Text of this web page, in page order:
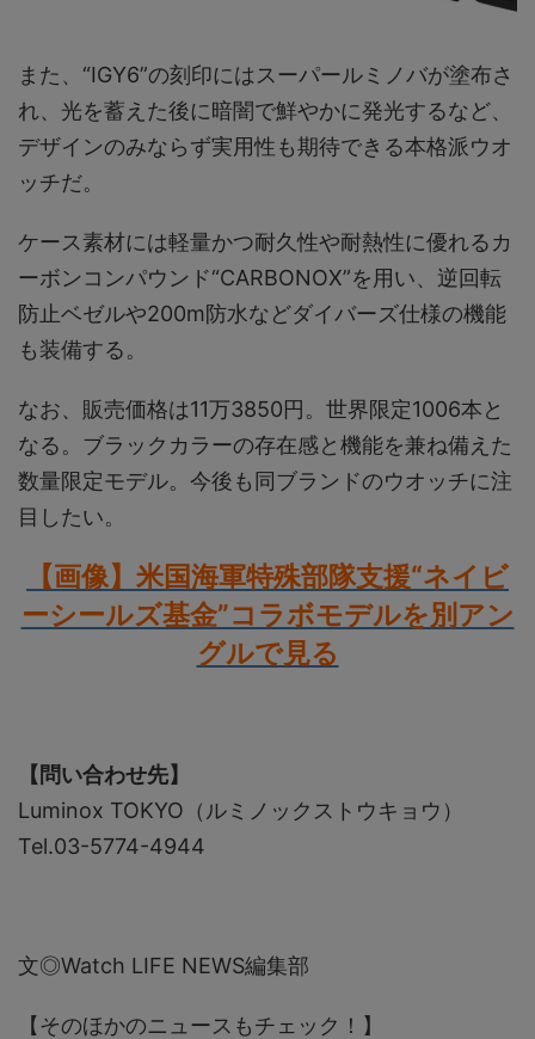
また、“IGY6”の刻印にはスーパールミノバが塗布さ
れ、光を蓄えた後に暗闇で鮮やかに発光するなど、
デザインのみならず実用性も期待できる本格派ウオ
ッチだ。
ケース素材には軽量かつ耐久性や耐熱性に優れるカ
ーボンコンパウンド“CARBONOX”を用い、逆回転
防止ベゼルや200m防水などダイバーズ仕様の機能
も装備する。
なお、販売価格は11万3850円。世界限定1006本と
なる。ブラックカラーの存在感と機能を兼ね備えた
数量限定モデル。今後も同ブランドのウオッチに注
目したい。
【画像】米国海軍特殊部隊支援“ネイビ
ーシールズ基金”コラボモデルを別アン
グルで見る
【問い合わせ先】
Luminox TOKYO（ルミノックストウキョウ）
Tel.03-5774-4944
文◎Watch LIFE NEWS編集部
【そのほかのニュースもチェック！】